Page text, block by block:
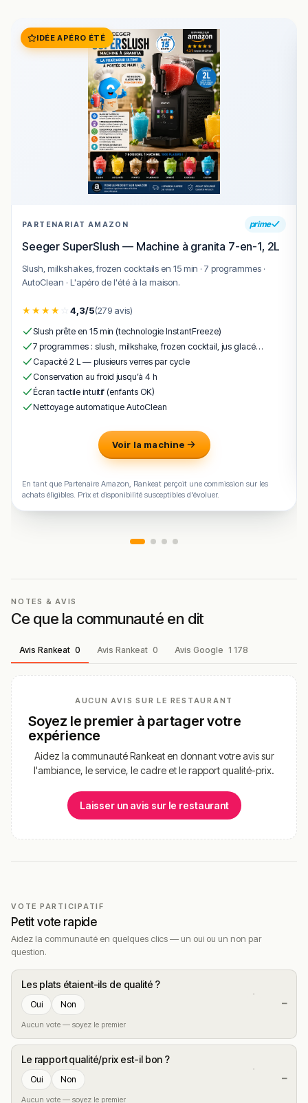
IDÉE APÉRO ÉTÉ
PARTENARIAT AMAZON prime
Seeger SuperSlush — Machine à granita 7-en-1, 2L
Slush, milkshakes, frozen cocktails en 15 min · 7 programmes ·
AutoClean · L'apéro de l'été à la maison.
★★★★ 4,3/5(279 avis)
Slush prête en 15 min (technologie InstantFreeze)
7 programmes : slush, milkshake, frozen cocktail, jus glacé…
Capacité 2 L — plusieurs verres par cycle
Conservation au froid jusqu’à 4 h
Écran tactile intuitif (enfants OK)
Nettoyage automatique AutoClean
Voir la machine
En tant que Partenaire Amazon, Rankeat perçoit une commission sur les
achats éligibles. Prix et disponibilité susceptibles d'évoluer.
NOTES & AVIS
Ce que la communauté en dit
Avis Rankeat 0 Avis Rankeat 0 Avis Google 1 178
AUCUN AVIS SUR LE RESTAURANT
Soyez le premier à partager votre
expérience
Aidez la communauté Rankeat en donnant votre avis sur
l'ambiance, le service, le cadre et le rapport qualité-prix.
Laisser un avis sur le restaurant
VOTE PARTICIPATIF
Petit vote rapide
Aidez la communauté en quelques clics — un oui ou un non par
question.
Les plats étaient-ils de qualité ?
Oui Non
Aucun vote — soyez le premier
—
Le rapport qualité/prix est-il bon ?
Oui Non
Aucun vote — soyez le premier
—